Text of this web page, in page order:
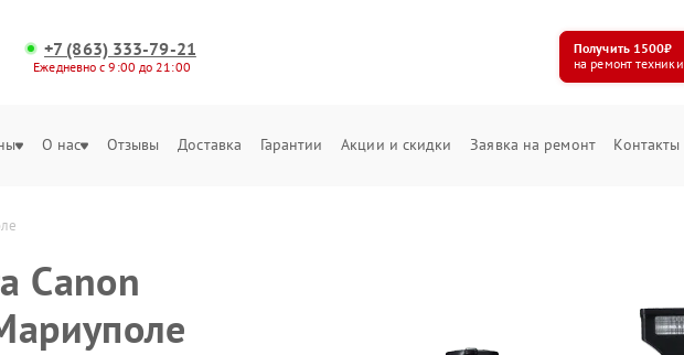
+7 (863) 333-79-21
Ежедневно с 9:00 до 21:00
Получить 1500₽
на ремонт техники
О нас Отзывы Доставка Гарантии Акции и скидки Заявка на ремонт Контакты
Canon